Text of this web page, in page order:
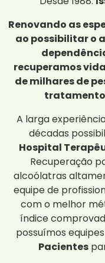
Renovando as
ao possibilitar o
recuperamos
de milhares de
A larga
décadas
Hospital
Recuperação
alcoólatras
equipe de
com o melhor
índice
possuímos
Pacientes